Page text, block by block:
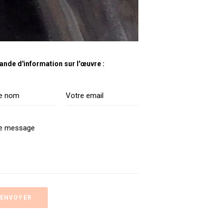
d'information sur l'œuvre :